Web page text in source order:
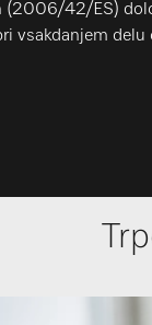
(2006/42/ES)
vsakdanjem